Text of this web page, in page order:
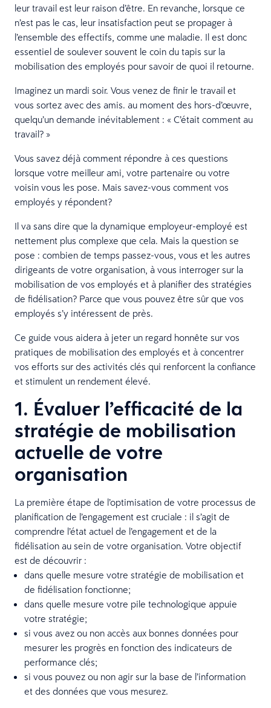
leur travail est leur raison d’être. En revanche, lorsque ce
n’est pas le cas, leur insatisfaction peut se propager à
l’ensemble des effectifs, comme une maladie. Il est donc
essentiel de soulever souvent le coin du tapis sur la
mobilisation des employés pour savoir de quoi il retourne.
Imaginez un mardi soir. Vous venez de finir le travail et
vous sortez avec des amis. au moment des hors-d’œuvre,
quelqu’un demande inévitablement : « C’était comment au
travail? »
Vous savez déjà comment répondre à ces questions
lorsque votre meilleur ami, votre partenaire ou votre
voisin vous les pose. Mais savez-vous comment vos
employés y répondent?
Il va sans dire que la dynamique employeur-employé est
nettement plus complexe que cela. Mais la question se
pose : combien de temps passez-vous, vous et les autres
dirigeants de votre organisation, à vous interroger sur la
mobilisation de vos employés et à planifier des stratégies
de fidélisation? Parce que vous pouvez être sûr que vos
employés s’y intéressent de près.
Ce guide vous aidera à jeter un regard honnête sur vos
pratiques de mobilisation des employés et à concentrer
vos efforts sur des activités clés qui renforcent la confiance
et stimulent un rendement élevé.
1. Évaluer l’efficacité de la
stratégie de mobilisation
actuelle de votre
organisation
La première étape de l’optimisation de votre processus de
planification de l’engagement est cruciale : il s’agit de
comprendre l’état actuel de l’engagement et de la
fidélisation au sein de votre organisation. Votre objectif
est de découvrir :
dans quelle mesure votre stratégie de mobilisation et
de fidélisation fonctionne;
dans quelle mesure votre pile technologique appuie
votre stratégie;
si vous avez ou non accès aux bonnes données pour
mesurer les progrès en fonction des indicateurs de
performance clés;
si vous pouvez ou non agir sur la base de l’information
et des données que vous mesurez.